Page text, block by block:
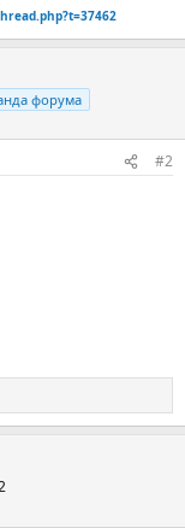
форума
#2